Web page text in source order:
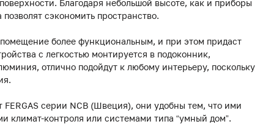
Благодаря небольшой высоте, как и приборы
сэкономить пространство.
более функциональным, и при этом придаст
с легкостью монтируется в подоконник,
отлично подойдут к любому интерьеру, поскольку
серии NCB (Швеция), они удобны тем, что ими
климат-контроля или системами типа “умный дом”.